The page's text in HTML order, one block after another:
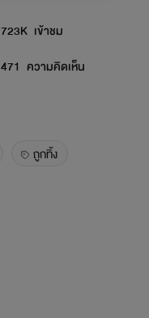
723K เข้าชม
471 ความคิดเห็น
ถูกทิ้ง